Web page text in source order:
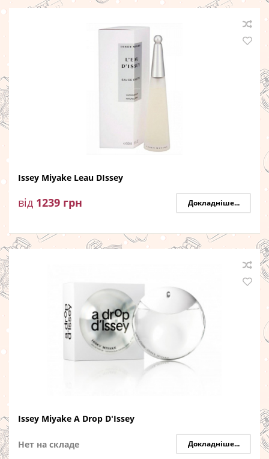
Issey Miyake Leau DIssey
від 1239 грн Докладніше...
Issey Miyake A Drop D'Issey
Нет на складе Докладніше...